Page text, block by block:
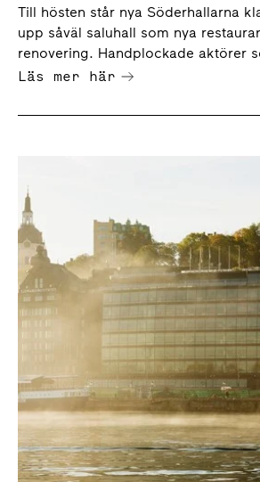
Till hösten står nya Söderhallarna
upp såväl saluhall som nya
renovering. Handplockade aktörer
Läs mer här